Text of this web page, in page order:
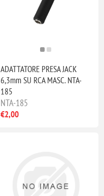
ADATTATORE PRESA JACK
6,3mm SU RCA MASC. NTA-
185
NTA-185
€2,00